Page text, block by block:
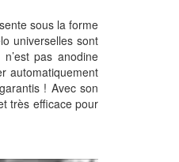
sous la forme
universelles sont
pas anodine
automatiquement
! Avec son
très efficace pour